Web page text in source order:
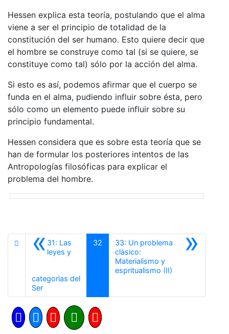
Hessen explica esta teoría, postulando que el alma
viene a ser el principio de totalidad de la
constitución del ser humano. Esto quiere decir que
el hombre se construye como tal (si se quiere, se
constituye como tal) sólo por la acción del alma.
Si esto es así, podemos afirmar que el cuerpo se
funda en el alma, pudiendo influir sobre ésta, pero
sólo como un elemento puede influir sobre su
principio fundamental.
Hessen considera que es sobre esta teoría que se
han de formular los posteriores intentos de las
Antropologías filosóficas para explicar el
problema del hombre.
«31: Las
leyes y
categorìas del
SerAnterior
32 »
33: Un problema
clàsico:
Materialismo y
espritualismo (II)